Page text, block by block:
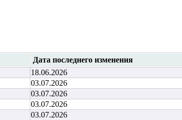
Дата последнего изменения
18.06.2026
03.07.2026
03.07.2026
03.07.2026
03.07.2026